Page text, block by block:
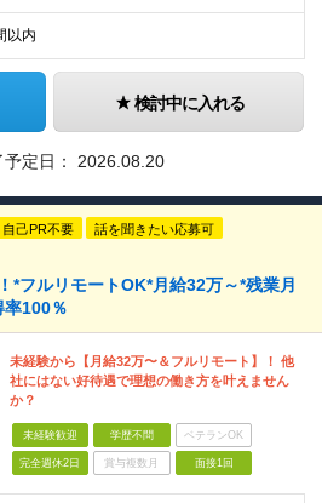
以内
検討中に入れる
定日： 2026.08.20
自己PR不要 話を聞きたい応募可
*フルリモートOK*月給32万～*残業月
率100％
未経験から【月給32万〜＆フルリモート】！ 他
社にはない好待遇で理想の働き方を叶えません
か？
未経験歓迎 学歴不問 ベテランOK
完全週休2日 賞与複数月 面接1回